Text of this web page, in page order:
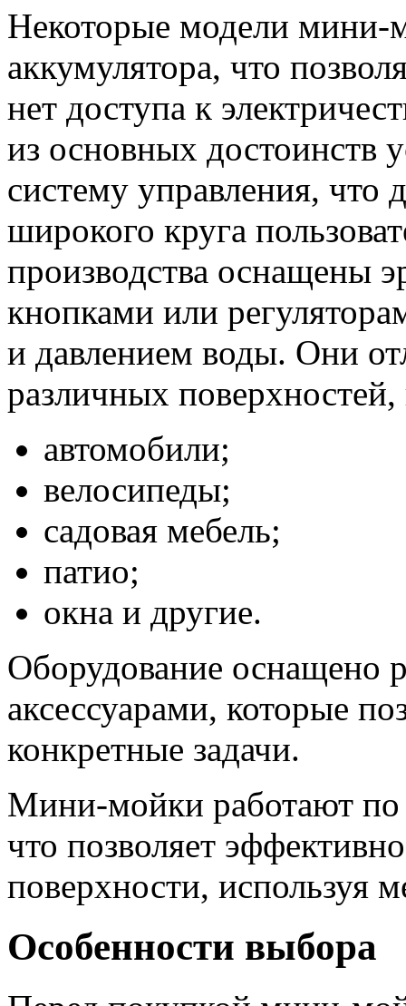
Некоторые модели мини-
аккумулятора, что
нет доступа к
из основных достоинств
систему управления, что
широкого круга
производства оснащены
кнопками или
и давлением воды. Они
различных
автомобили;
велосипеды;
садовая мебель;
патио;
окна и другие.
Оборудование оснащено
аксессуарами, которые
конкретные задачи.
Мини-мойки работают по
что позволяет
поверхности, используя
Особенности выбора